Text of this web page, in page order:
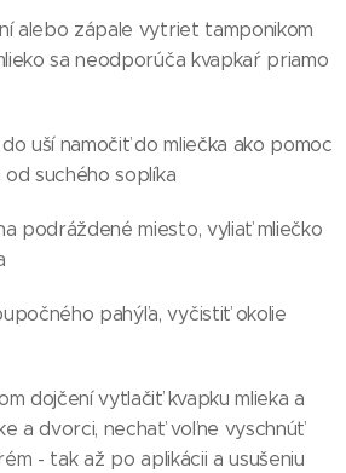
alebo zápale vytriet tamponikom
sa neodporúča kvapkaŕ priamo
uší namočiť do mliečka ako pomoc
suchého soplíka
podráždené miesto, vyliať mliečko
pahýľa, vyčistiť okolie
dojčení vytlačiť kvapku mlieka a
a dvorci, nechať voľne vyschnúť
- tak až po aplikácii a usušeniu